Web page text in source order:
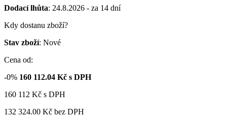
Dodací lhůta: 24.8.2026 - za 14 dní
Kdy dostanu zboží?
Stav zboží: Nové
Cena od:
-0% 160 112.04 Kč s DPH
160 112 Kč s DPH
132 324.00 Kč bez DPH